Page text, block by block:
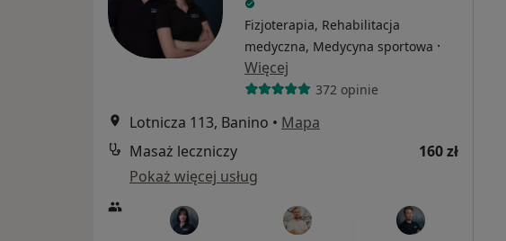
Fizjoterapia, Rehabilitacja
medyczna, Medycyna sportowa ·
Więcej
372 opinie
Lotnicza 113, Banino • Mapa
Masaż leczniczy
160 zł
Pokaż więcej usług